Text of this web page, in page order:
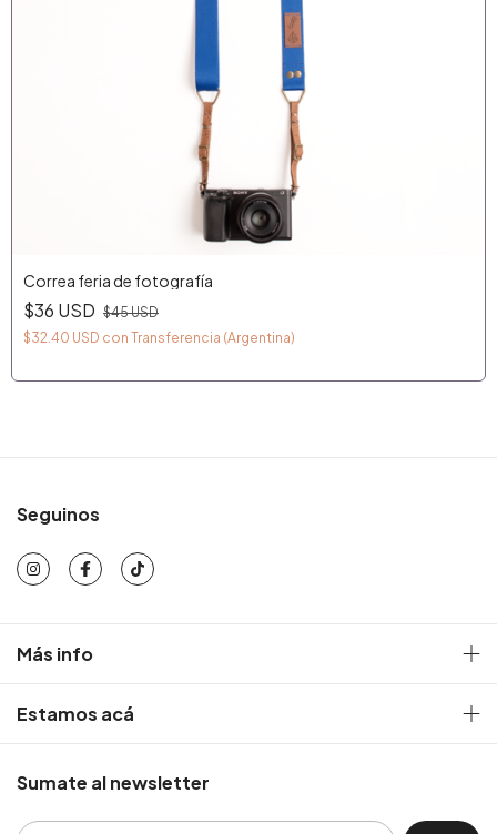
Correa feria de fotografía
$36 USD $45 USD
$32.40 USD con Transferencia (Argentina)
Seguinos
Más info
Estamos acá
Sumate al newsletter